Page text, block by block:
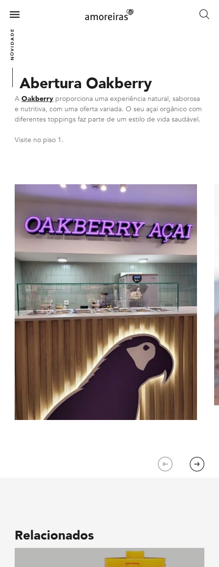
main
content
Menu
NOVIDADES
Abertura Oakberry
A Oakberry proporciona uma experiência natural, saborosa
e nutritiva, com uma oferta variada. O seu açaí orgânico com
diferentes toppings faz parte de um estilo de vida saudável.
Visite no piso 1.
Previous Next
Relacionados